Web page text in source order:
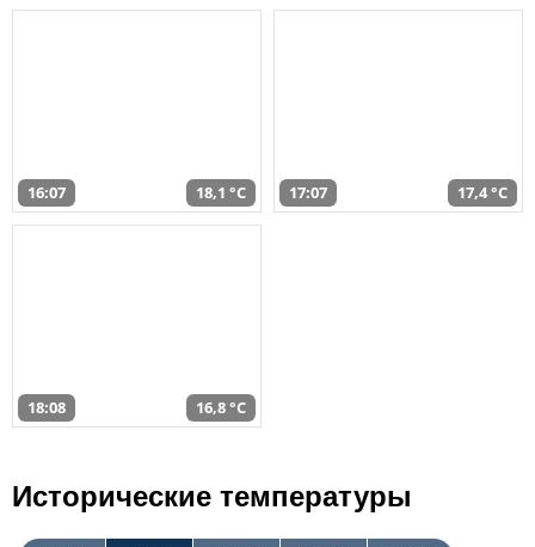
16:07 18,1 °C 17:07 17,4 °C
18:08 16,8 °C
Исторические температуры